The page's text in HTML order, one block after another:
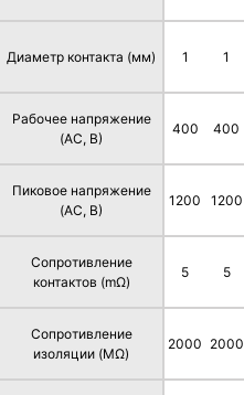
Диаметр контакта (мм)
Рабочее напряжение
(AC, В)
Пиковое напряжение
(AC, В)
Сопротивление
контактов (mΩ)
Сопротивление
изоляции (MΩ)
1
400
1200
5
2000
1
400
1200
5
2000